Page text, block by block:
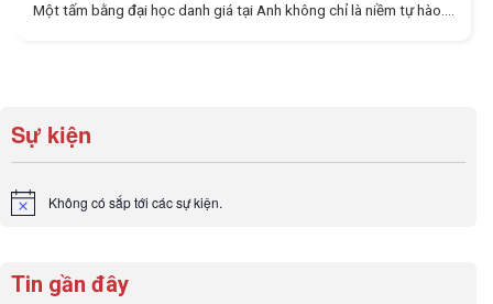
Một tấm bằng đại học danh giá tại Anh không chỉ là niềm tự hào....
Sự kiện
Notice Không có sắp tới các sự kiện.
Tin gần đây